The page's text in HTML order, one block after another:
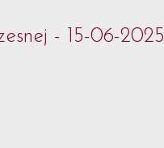
- 15-06-2025